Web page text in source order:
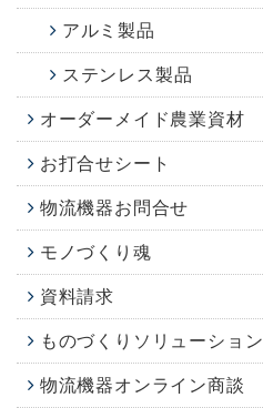
アルミ製品
ステンレス製品
オーダーメイド農業資材
お打合せシート
物流機器お問合せ
モノづくり魂
資料請求
ものづくりソリューション
物流機器オンライン商談